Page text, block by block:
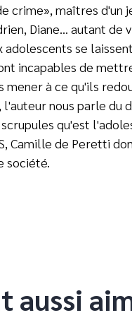
crime», maîtres d'un
Diane… autant de
adolescents se
incapables de
mener à ce qu'ils
nous parle du
qu'est
Camille de Peretti
société.
aussi